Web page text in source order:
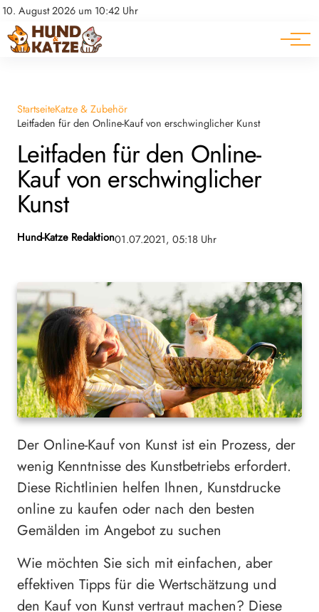
10. August 2026 um 10:42 Uhr
Datenschutz
Impressum
Pferde
Ratgeber
StartseiteKatze & Zubehör
Leitfaden für den Online-Kauf von erschwinglicher Kunst
Leitfaden für den Online-
Kauf von erschwinglicher
Kunst
Hund-Katze Redaktion01.07.2021, 05:18 Uhr
Der Online-Kauf von Kunst ist ein Prozess, der
wenig Kenntnisse des Kunstbetriebs erfordert.
Diese Richtlinien helfen Ihnen, Kunstdrucke
online zu kaufen oder nach den besten
Gemälden im Angebot zu suchen
Wie möchten Sie sich mit einfachen, aber
effektiven Tipps für die Wertschätzung und
den Kauf von Kunst vertraut machen? Diese